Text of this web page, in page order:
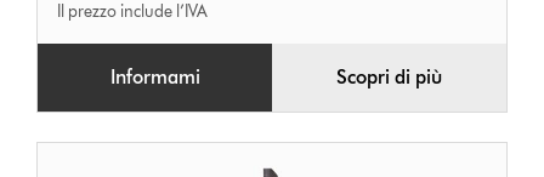
Il prezzo include l’IVA
Informami Scopri di più